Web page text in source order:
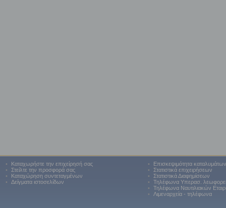
•
Καταχωρήστε την επιχείρησή σας
•
Στείλτε την προσφορά σας
•
Καταχώρηση συντεταγμένων
•
Δείγματα ιστοσελίδων
•
Επισκεψιμότητα καταλυμάτων
•
Στατιστικά επιχειρήσεων
•
Στατιστικά Διαφημίσεων
•
Τηλέφωνα Υπερασ.
•
Τηλέφωνα Ναυτιλιακών
•
Λιμεναρχεία - τηλέφωνα